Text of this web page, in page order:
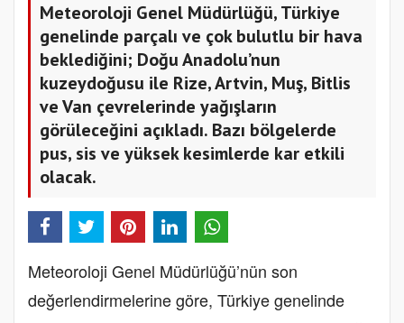
Meteoroloji Genel Müdürlüğü, Türkiye
genelinde parçalı ve çok bulutlu bir hava
beklediğini; Doğu Anadolu’nun
kuzeydoğusu ile Rize, Artvin, Muş, Bitlis
ve Van çevrelerinde yağışların
görüleceğini açıkladı. Bazı bölgelerde
pus, sis ve yüksek kesimlerde kar etkili
olacak.
Meteoroloji Genel Müdürlüğü’nün son
değerlendirmelerine göre, Türkiye genelinde